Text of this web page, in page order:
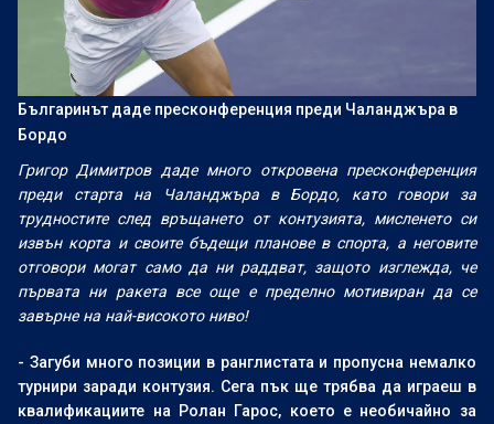
Българинът даде пресконференция преди Чаланджъра в
Бордо
Григор Димитров даде много откровена пресконференция
преди старта на Чаланджъра в Бордо, като говори за
трудностите след връщането от контузията, мисленето си
извън корта и своите бъдещи планове в спорта, а неговите
отговори могат само да ни раддват, защото изглежда, че
първата ни ракета все още е пределно мотивиран да се
завърне на най-високото ниво!
- Загуби много позиции в ранглистата и пропусна немалко
турнири заради контузия. Сега пък ще трябва да играеш в
квалификациите на Ролан Гарос, което е необичайно за